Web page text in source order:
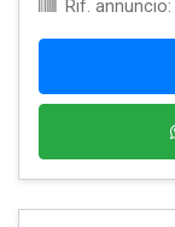
Rif. annuncio: